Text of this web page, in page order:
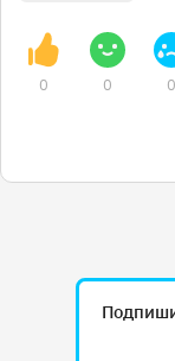
0 0 0